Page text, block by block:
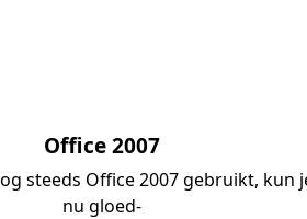
Office 2007
steeds Office 2007 gebruikt, kun
nu gloed-